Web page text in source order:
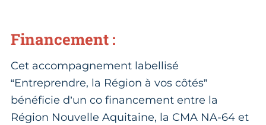
Financement :
Cet accompagnement labellisé
“Entreprendre, la Région à vos côtés”
bénéficie d’un co financement entre la
Région Nouvelle Aquitaine, la CMA NA-64 et